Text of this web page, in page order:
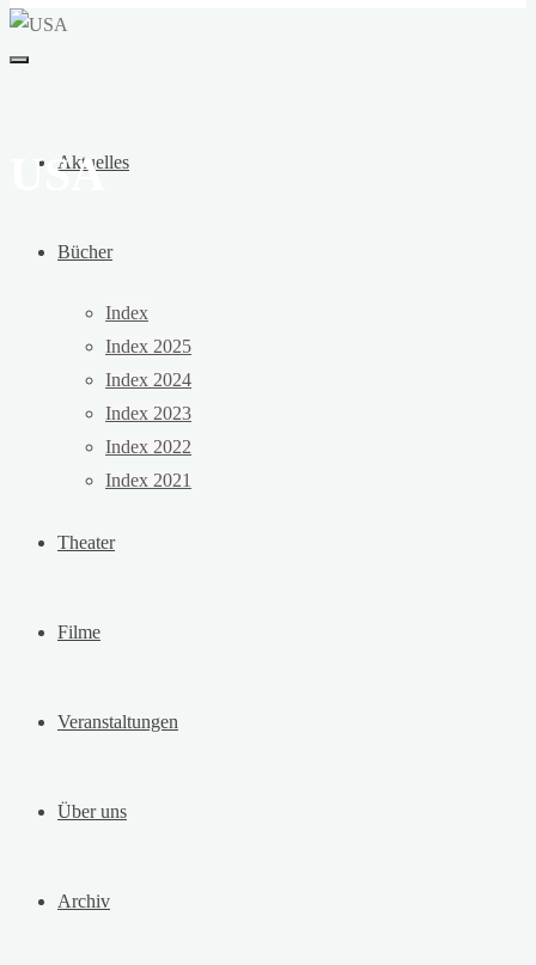
Aktuelles
Bücher
Index
Index 2025
Index 2024
Index 2023
Index 2022
Index 2021
Theater
Filme
Veranstaltungen
Über uns
Archiv
USA